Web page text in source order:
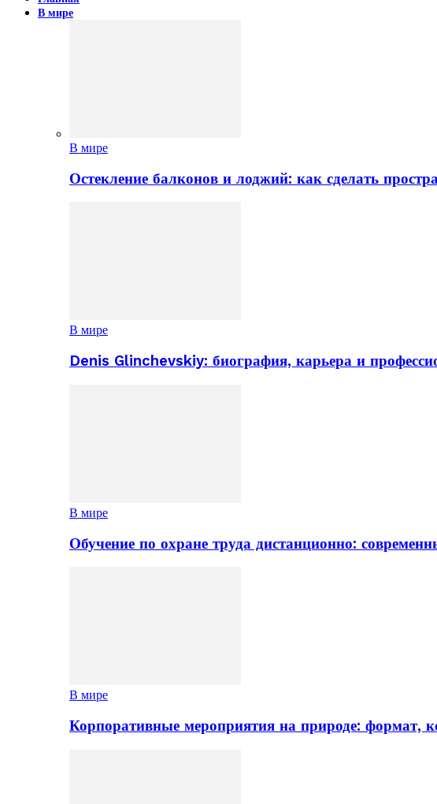
В мире
В мире
Остекление балконов и лоджий: как сделать
В мире
Denis Glinchevskiy: биография, карьера и
В мире
Обучение по охране труда дистанционно:
В мире
Корпоративные мероприятия на природе: формат,